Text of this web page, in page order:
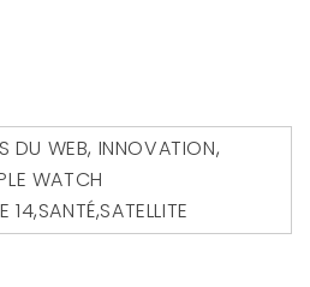
DU WEB, INNOVATION,
WATCH
14,SANTÉ,SATELLITE